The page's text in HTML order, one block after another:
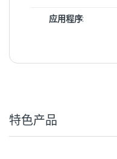
应用程序:
特色产品